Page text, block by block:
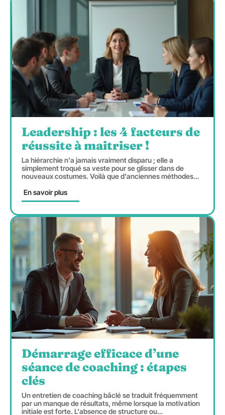
Leadership : les 4 facteurs de
réussite à maitriser !
La hiérarchie n'a jamais vraiment disparu ; elle a
simplement troqué sa veste pour se glisser dans de
nouveaux costumes. Voilà que d'anciennes méthodes…
En savoir plus
Démarrage efficace d’une
séance de coaching : étapes
clés
Un entretien de coaching bâclé se traduit fréquemment
par un manque de résultats, même lorsque la motivation
initiale est forte. L'absence de structure ou…